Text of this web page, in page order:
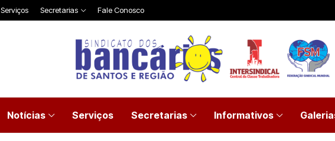
Serviços Secretarias Fale Conosco
Notícias Serviços Secretarias Informativos